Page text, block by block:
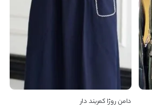
دامن روژا کمربند دار بستن